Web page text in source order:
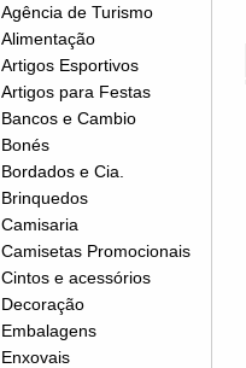
Agência de Turismo
Alimentação
Artigos Esportivos
Artigos para Festas
Bancos e Cambio
Bonés
Bordados e Cia.
Brinquedos
Camisaria
Camisetas Promocionais
Cintos e acessórios
Decoração
Embalagens
Enxovais